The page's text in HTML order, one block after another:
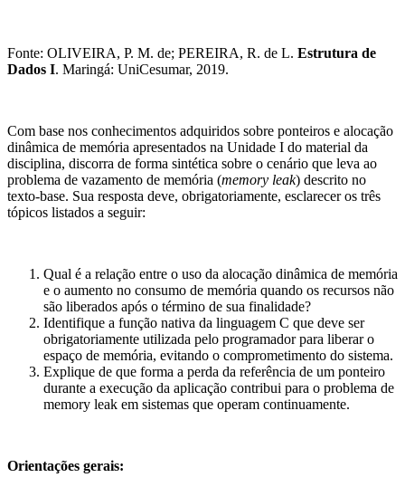
Fonte: OLIVEIRA, P. M. de; PEREIRA, R. de L. Estrutura de
Dados I. Maringá: UniCesumar, 2019.
Com base nos conhecimentos adquiridos sobre ponteiros e alocação
dinâmica de memória apresentados na Unidade I do material da
disciplina, discorra de forma sintética sobre o cenário que leva ao
problema de vazamento de memória (memory leak) descrito no
texto-base. Sua resposta deve, obrigatoriamente, esclarecer os três
tópicos listados a seguir:
Qual é a relação entre o uso da alocação dinâmica de memória
e o aumento no consumo de memória quando os recursos não
são liberados após o término de sua finalidade?
Identifique a função nativa da linguagem C que deve ser
obrigatoriamente utilizada pelo programador para liberar o
espaço de memória, evitando o comprometimento do sistema.
Explique de que forma a perda da referência de um ponteiro
durante a execução da aplicação contribui para o problema de
memory leak em sistemas que operam continuamente.
​Orientações gerais: